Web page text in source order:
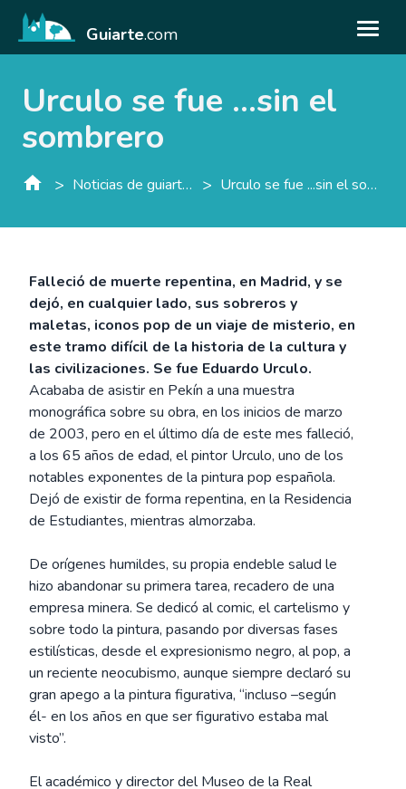
Guiarte.com
Urculo se fue ...sin el
sombrero
> Noticias de guiarte.con > Urculo se fue ...sin el sombrero
Falleció de muerte repentina, en Madrid, y se
dejó, en cualquier lado, sus sobreros y
maletas, iconos pop de un viaje de misterio, en
este tramo difícil de la historia de la cultura y
las civilizaciones. Se fue Eduardo Urculo.
Acababa de asistir en Pekín a una muestra
monográfica sobre su obra, en los inicios de marzo
de 2003, pero en el último día de este mes falleció,
a los 65 años de edad, el pintor Urculo, uno de los
notables exponentes de la pintura pop española.
Dejó de existir de forma repentina, en la Residencia
de Estudiantes, mientras almorzaba.
De orígenes humildes, su propia endeble salud le
hizo abandonar su primera tarea, recadero de una
empresa minera. Se dedicó al comic, el cartelismo y
sobre todo la pintura, pasando por diversas fases
estilísticas, desde el expresionismo negro, al pop, a
un reciente neocubismo, aunque siempre declaró su
gran apego a la pintura figurativa, “incluso –según
él- en los años en que ser figurativo estaba mal
visto”.
El académico y director del Museo de la Real